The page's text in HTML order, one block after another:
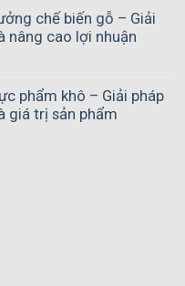
chế biến gỗ – Giải
nâng cao lợi nhuận
phẩm khô – Giải pháp
giá trị sản phẩm